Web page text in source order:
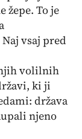
žepe. To je
vsaj pred
volilnih
ki ji
država
njeno